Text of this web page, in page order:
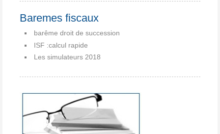
Baremes fiscaux
barême droit de succession
ISF :calcul rapide
Les simulateurs 2018